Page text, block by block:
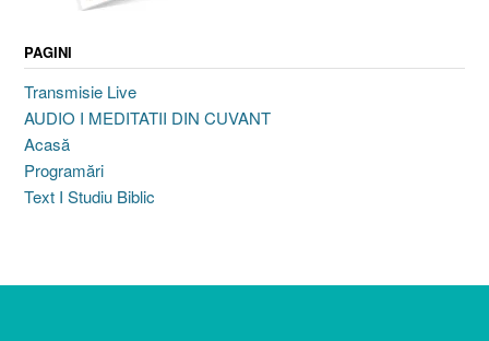
PAGINI
Transmisie Live
AUDIO I MEDITATII DIN CUVANT
Acasă
Programări
Text I Studiu Biblic